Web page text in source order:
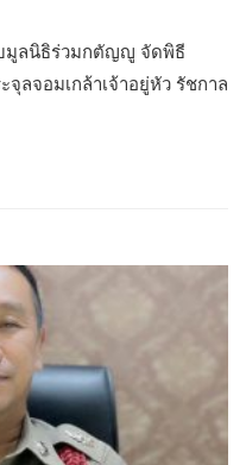
มูลนิธิร่วมกตัญญู จัดพิธี
จุลจอมเกล้าเจ้าอยู่หัว รัชกาล